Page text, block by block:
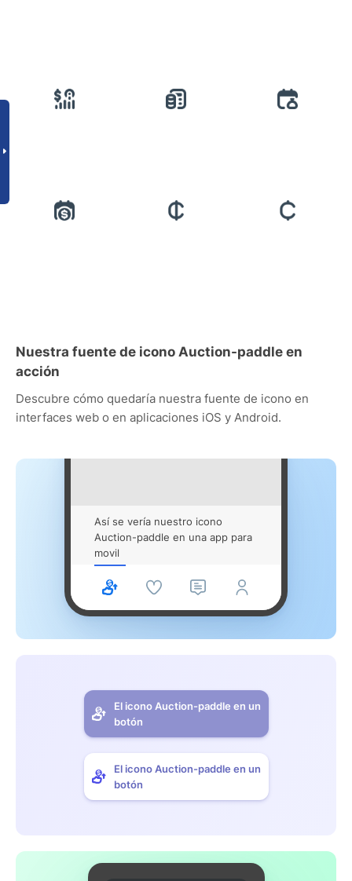
Nuestra fuente de icono Auction-paddle en
acción
Descubre cómo quedaría nuestra fuente de icono en
interfaces web o en aplicaciones iOS y Android.
Así se vería nuestro icono
Auction-paddle en una app para
movil
El icono Auction-paddle en un
botón
El icono Auction-paddle en un
botón